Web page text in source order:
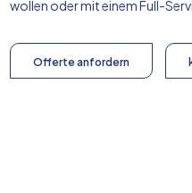
wollen oder mit einem Full-
Offerte anfordern